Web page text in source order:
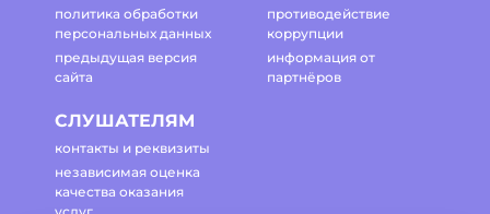
политика обработки
персональных данных
предыдущая версия
сайта
противодействие
коррупции
информация от
партнёров
СЛУШАТЕЛЯМ
контакты и реквизиты
независимая оценка
качества оказания